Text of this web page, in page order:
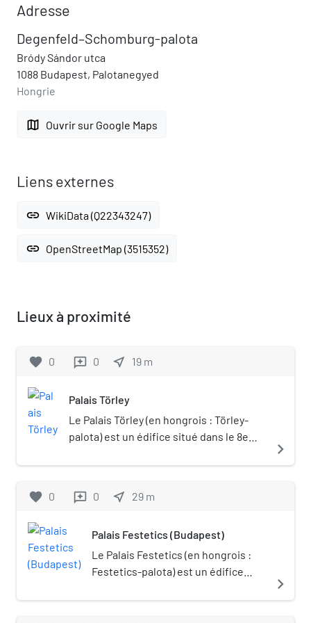
Adresse
Degenfeld–Schomburg-palota
Bródy Sándor utca
1088 Budapest, Palotanegyed
Hongrie
map Ouvrir sur Google Maps
Liens externes
link WikiData (Q22343247)
link OpenStreetMap (3515352)
Lieux à proximité
favorite 0 reviews 0 near_me 19 m
Palais Törley
Le Palais Törley (en hongrois : Törley-
palota) est un édifice situé dans le 8e
Budapest
navigate_next
favorite 0 reviews 0 near_me 29 m
Palais Festetics (Budapest)
Le Palais Festetics (en hongrois :
Festetics-palota) est un édifice
Budapest. Le bâtiment a été
navigate_next